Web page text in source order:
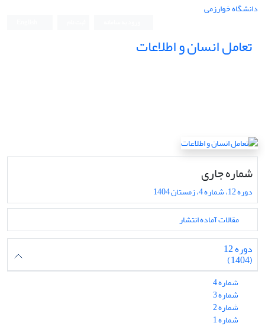
دانشگاه خوارزمی
تعامل انسان و اطلاعات
شماره جاری
دوره 12، شماره 4، زمستان 1404
مقالات آماده انتشار
دوره 12
(1404)
شماره 4
شماره 3
شماره 2
شماره 1